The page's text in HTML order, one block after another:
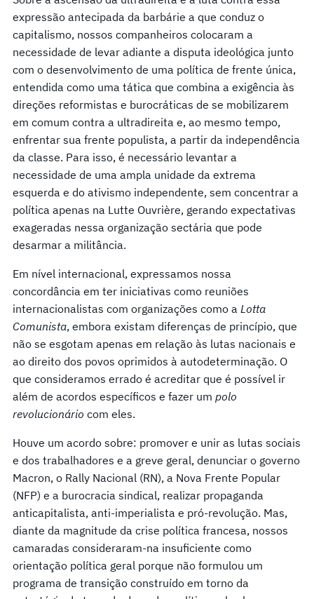
expressão antecipada da barbárie a que conduz o
capitalismo, nossos companheiros colocaram a
necessidade de levar adiante a disputa ideológica junto
com o desenvolvimento de uma política de frente única,
entendida como uma tática que combina a exigência às
direções reformistas e burocráticas de se mobilizarem
em comum contra a ultradireita e, ao mesmo tempo,
enfrentar sua frente populista, a partir da independência
da classe. Para isso, é necessário levantar a
necessidade de uma ampla unidade da extrema
esquerda e do ativismo independente, sem concentrar a
política apenas na Lutte Ouvrière, gerando expectativas
exageradas nessa organização sectária que pode
desarmar a militância.
Em nível internacional, expressamos nossa
concordância em ter iniciativas como reuniões
internacionalistas com organizações como a Lotta
Comunista, embora existam diferenças de princípio, que
não se esgotam apenas em relação às lutas nacionais e
ao direito dos povos oprimidos à autodeterminação. O
que consideramos errado é acreditar que é possível ir
além de acordos específicos e fazer um polo
revolucionário com eles.
Houve um acordo sobre: promover e unir as lutas sociais
e dos trabalhadores e a greve geral, denunciar o governo
Macron, o Rally Nacional (RN), a Nova Frente Popular
(NFP) e a burocracia sindical, realizar propaganda
anticapitalista, anti-imperialista e pró-revolução. Mas,
diante da magnitude da crise política francesa, nossos
camaradas consideraram-na insuficiente como
orientação política geral porque não formulou um
programa de transição construído em torno da